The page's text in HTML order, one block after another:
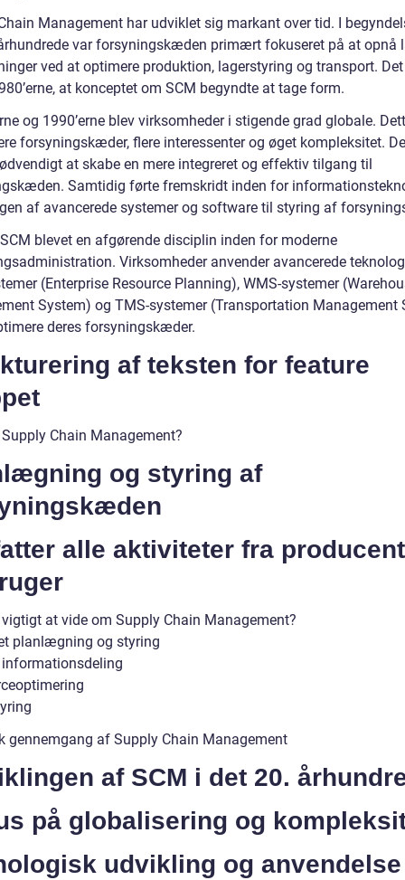
Management har udviklet sig markant over tid. I
var forsyningskæden primært fokuseret på at opnå
ved at optimere produktion, lagerstyring og transport.
at konceptet om SCM begyndte at tage form.
og 1990’erne blev virksomheder i stigende grad globale.
forsyningskæder, flere interessenter og øget kompleksitet.
at skabe en mere integreret og effektiv tilgang til
Samtidig førte fremskridt inden for
af avancerede systemer og software til styring af
blevet en afgørende disciplin inden for moderne
Virksomheder anvender avancerede
(Enterprise Resource Planning), WMS-systemer
System) og TMS-systemer (Transportation Management
deres forsyningskæder.
af teksten for feature
Chain Management?
og styring af
alle aktiviteter fra
at vide om Supply Chain Management?
planlægning og styring
gennemgang af Supply Chain Management
af SCM i det 20.
på globalisering og
udvikling og